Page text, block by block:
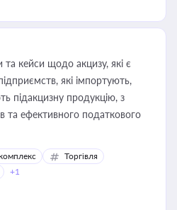
кейси щодо акцизу, які є
які імпортують,
підакцизну продукцію, з
та ефективного податкового
Торгівля
+1